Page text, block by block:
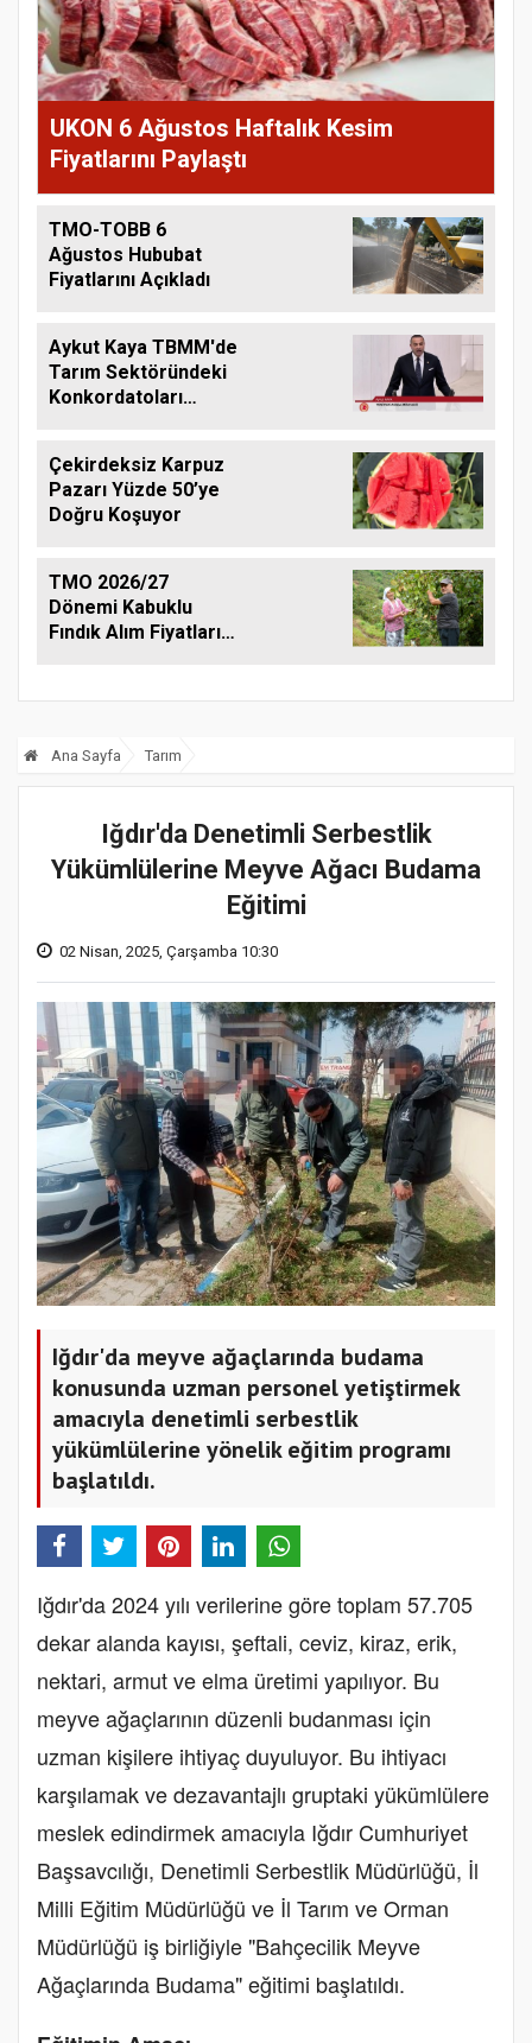
UKON 6 Ağustos Haftalık Kesim
Fiyatlarını Paylaştı
TMO-TOBB 6
Ağustos Hububat
Fiyatlarını Açıkladı
Aykut Kaya TBMM'de
Tarım Sektöründeki
Konkordatoları
Çekirdeksiz Karpuz
Pazarı Yüzde 50’ye
Doğru Koşuyor
TMO 2026/27
Dönemi Kabuklu
Fındık Alım Fiyatlarını
Ana Sayfa Tarım
Iğdır'da Denetimli Serbestlik
Yükümlülerine Meyve Ağacı Budama
Eğitimi
02 Nisan, 2025, Çarşamba 10:30
Iğdır'da meyve ağaçlarında budama
konusunda uzman personel yetiştirmek
amacıyla denetimli serbestlik
yükümlülerine yönelik eğitim programı
başlatıldı.
Iğdır'da 2024 yılı verilerine göre toplam 57.705
dekar alanda kayısı, şeftali, ceviz, kiraz, erik,
nektari, armut ve elma üretimi yapılıyor. Bu
meyve ağaçlarının düzenli budanması için
uzman kişilere ihtiyaç duyuluyor. Bu ihtiyacı
karşılamak ve dezavantajlı gruptaki yükümlülere
meslek edindirmek amacıyla Iğdır Cumhuriyet
Başsavcılığı, Denetimli Serbestlik Müdürlüğü, İl
Milli Eğitim Müdürlüğü ve İl Tarım ve Orman
Müdürlüğü iş birliğiyle "Bahçecilik Meyve
Ağaçlarında Budama" eğitimi başlatıldı.